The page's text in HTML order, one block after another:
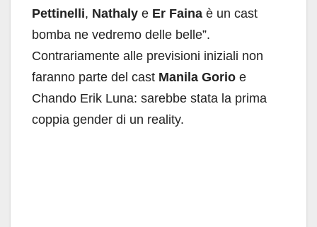
Pettinelli, Nathaly e Er Faina è un cast
bomba ne vedremo delle belle”.
Contrariamente alle previsioni iniziali non
faranno parte del cast Manila Gorio e
Chando Erik Luna: sarebbe stata la prima
coppia gender di un reality.